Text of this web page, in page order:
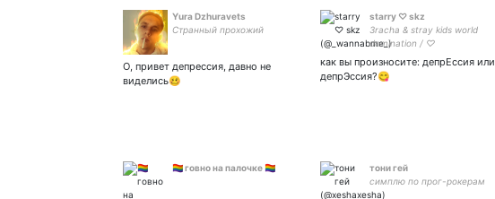
Yura Dzhuravets
Странный прохожий
О, привет депрессия, давно не
виделись🥴
starry ♡ skz
3racha & stray kids world
domination / ♡
как вы произносите: депрЕссия или
депрЭссия?😋
🏳️‍🌈 говно на палочке 🏳️‍🌈
тони гей
симплю по прог-рокерам